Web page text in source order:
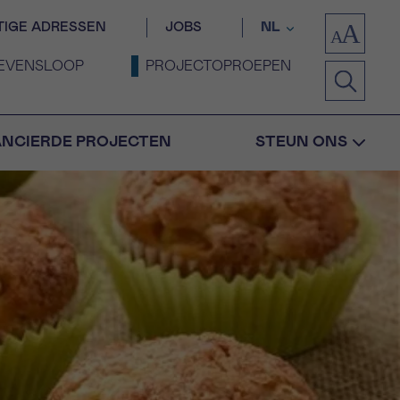
ADRESSEN JOBS NL
PROJECTOPROEPEN
PROJECTEN STEUN ONS
Bevestiging